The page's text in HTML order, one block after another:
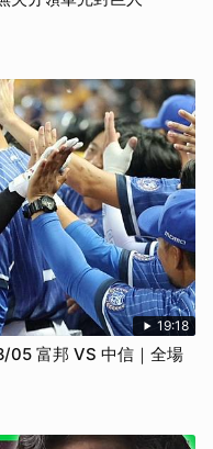
19:18
05 富邦 VS 中信｜全場